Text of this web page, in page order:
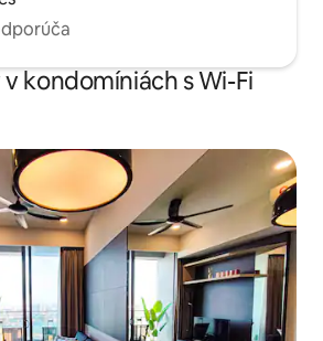
kondomíniách s Wi-Fi